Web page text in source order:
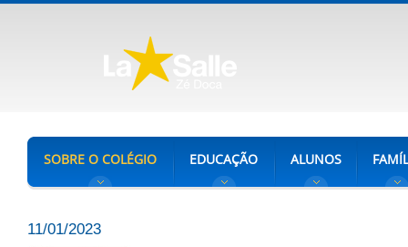
SOBRE O COLÉGIO EDUCAÇÃO ALUNOS
11/01/2023